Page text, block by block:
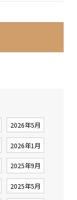
2026年5月
2026年1月
2025年9月
2025年5月